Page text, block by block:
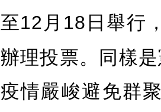
至12 月 18 日舉行
辦理投票。同樣
疫情嚴峻避免群